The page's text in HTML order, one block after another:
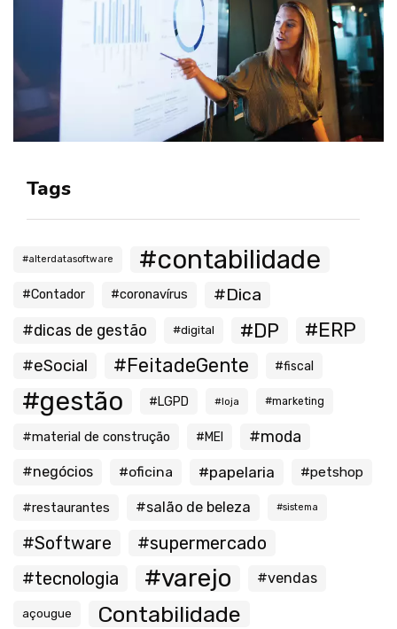
Tags
#alterdatasoftware #contabilidade
#Contador #coronavírus #Dica
#dicas de gestão #digital #DP #ERP
#eSocial #FeitadeGente #fiscal
#gestão #LGPD #loja #marketing
#material de construção #MEI #moda
#negócios #oficina #papelaria #petshop
#restaurantes #salão de beleza #sistema
#Software
#supermercado
#tecnologia
#varejo #vendas
açougue Contabilidade